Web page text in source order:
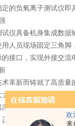
欢
来
的负氧离子测试仪即
具备机身集成数据输
人员现场固定三角
接口，实现外接交流
新而铸就了高质量的
提高了干扰能力。
度自动监控系统，即
因为负氧离子测试仪